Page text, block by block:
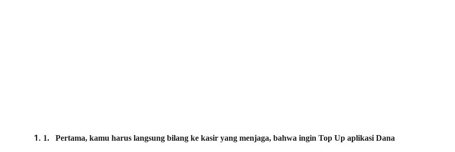
1. Pertama, kamu harus langsung bilang ke kasir yang menjaga, bahwa ingin Top Up aplikasi Dana